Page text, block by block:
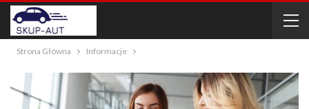
Strona Główna Informacje